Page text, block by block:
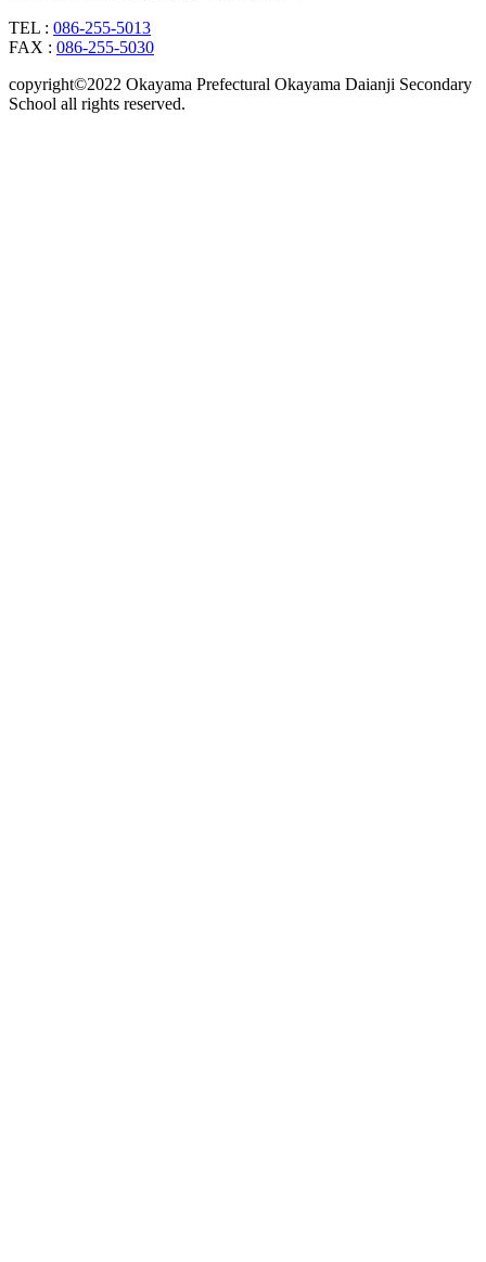
TEL : 086-255-5013
FAX : 086-255-5030
copyright©2022 Okayama Prefectural Okayama Daianji Secondary
School all rights reserved.